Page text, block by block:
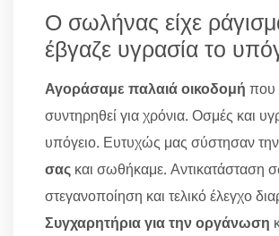
Ο σωλήνας είχε
έβγαζε υγρασία το
Αγοράσαμε παλαιά οικοδομή που
συντηρηθεί για χρόνια. Οσμές και
υπόγειο. Ευτυχώς μας σύστησαν την
σας και σωθήκαμε. Αντικατάσταση
στεγανοποίηση και τελικό έλεγχο
Συγχαρητήρια για την οργάνωση